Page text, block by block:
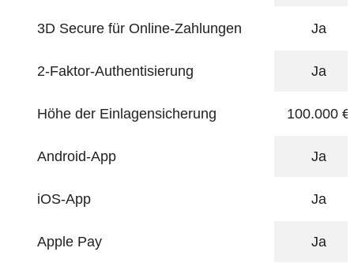
3D Secure für Online-Zahlungen Ja
2-Faktor-Authentisierung Ja
Höhe der Einlagensicherung 100.000 €
Android-App Ja
iOS-App Ja
Apple Pay Ja